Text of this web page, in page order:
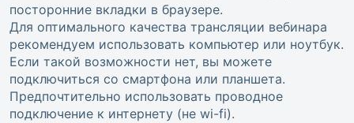
посторонние вкладки в браузере.
Для оптимального качества трансляции вебинара
рекомендуем использовать компьютер или ноутбук.
Если такой возможности нет, вы можете
подключиться со смартфона или планшета.
Предпочтительно использовать проводное
подключение к интернету (не wi-fi).